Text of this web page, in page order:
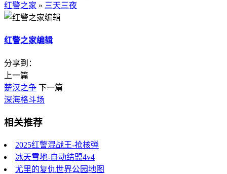
红警之家 » 三天三夜
红警之家编辑
分享到：
上一篇
楚汉之争 下一篇
​深海格斗场
相关推荐
2025红警混战王-抢核弹
冰天雪地-自动结盟4v4
尤里的复仇世界公园地图